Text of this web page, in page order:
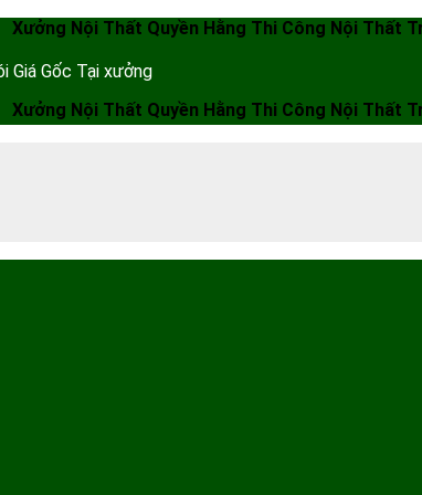
Nội Thất Quyền Hằng Thi Công Nội Thất Trọn Gói
Giá Gốc Tại xưởng
Nội Thất Quyền Hằng Thi Công Nội Thất Trọn Gói